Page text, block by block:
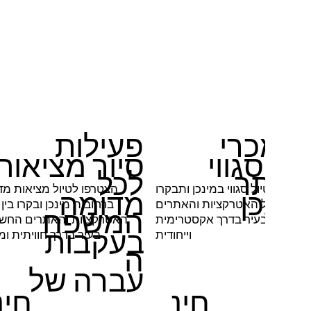
פעילות
לכל
המשפח
ה
סיור
מדומה
בעקבות
עברה של
הצטרפו לטיול מציאות
ברחובות מינכן ובקרו
האטרקציות והאתרים
בעיר בדרך חוויתית
חינ
סגווי
לטיול סגווי במינכן ותבקרו
בין שלל האטרקציות והאתרים
בעיר בדרך אקסטרימית
וייחודית